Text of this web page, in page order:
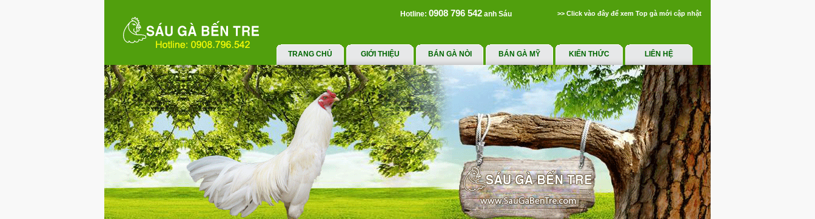
Hotline: 0908 796 542 anh Sáu >> Click vào đây để xem Top gà mới cập nhật
TRANG CHỦ GIỚI THIỆU BÁN GÀ NÒI BÁN GÀ MỸ KIẾN THỨC LIÊN HỆ